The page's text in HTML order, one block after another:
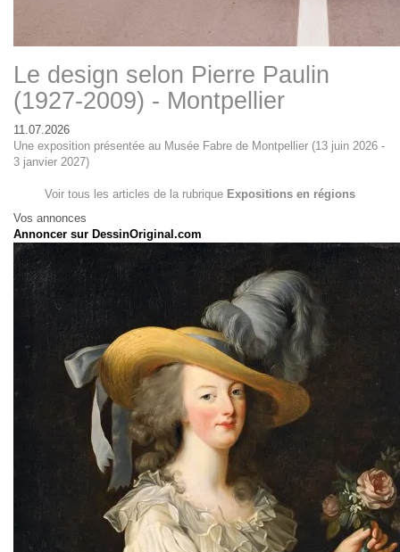
Le design selon Pierre Paulin
(1927-2009) - Montpellier
11.07.2026
Une exposition présentée au Musée Fabre de Montpellier (13 juin 2026 -
3 janvier 2027)
Voir tous les articles de la rubrique Expositions en régions
Vos annonces
Annoncer sur DessinOriginal.com